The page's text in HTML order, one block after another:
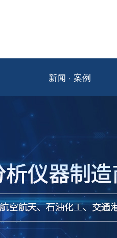
新闻 · 案例